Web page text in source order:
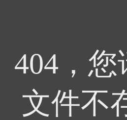
404，您
文件不